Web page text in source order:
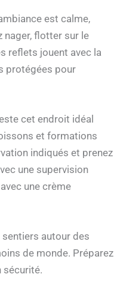
est calme,
nager, flotter sur le
reflets jouent avec la
protégées pour
cet endroit idéal
et formations
indiqués et prenez
une supervision
une crème
sentiers autour des
de monde. Préparez
sécurité.